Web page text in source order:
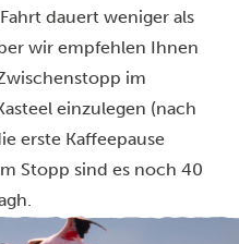
dauert weniger als
wir empfehlen Ihnen
im
einzulegen (nach
erste Kaffeepause
Stopp sind es noch 40